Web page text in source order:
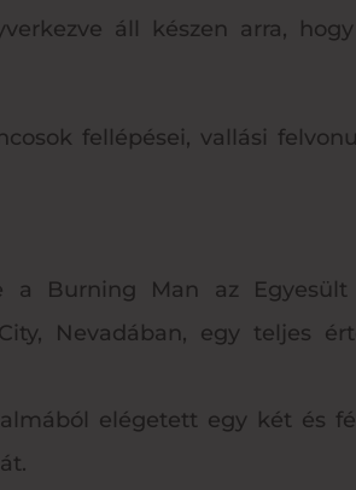
áll készen arra,
fellépései, vallási
a Burning Man az
Nevadában, egy teljes
elégetett egy két és